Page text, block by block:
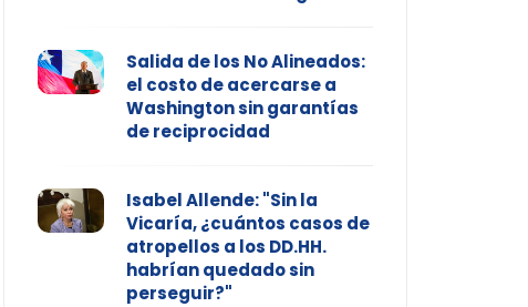
Salida de los No Alineados:
el costo de acercarse a
Washington sin garantías
de reciprocidad
Isabel Allende: "Sin la
Vicaría, ¿cuántos casos de
atropellos a los DD.HH.
habrían quedado sin
perseguir?"